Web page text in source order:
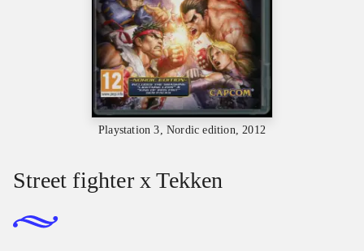
Playstation 3, Nordic edition, 2012
Street fighter x Tekken